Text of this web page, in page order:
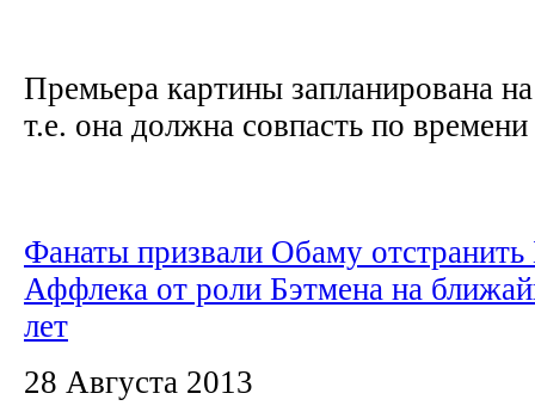
Премьера картины запланирована
т.е. она должна совпасть по времени
Фанаты призвали Обаму отстранить
Аффлека от роли Бэтмена на
лет
28 Августа 2013